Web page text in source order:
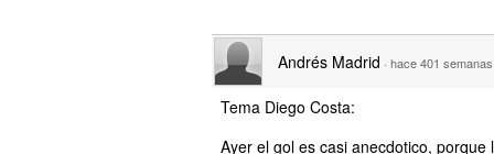
Andrés Madrid · hace 401 semanas
Tema Diego Costa:
Ayer el gol es casi anecdotico,